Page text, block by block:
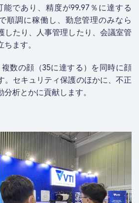
であり、精度が99.97％に達する
順調に稼働し、勤怠管理のみなら
したり、人事管理したり、会議室管
ます。
複数の顔（35に達する）を同時に顔
。セキュリティ保護のほかに、不正
析とかに貢献します。